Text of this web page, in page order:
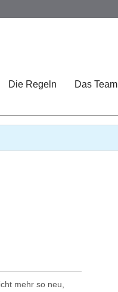
Die Regeln Das Team
mehr so neu,